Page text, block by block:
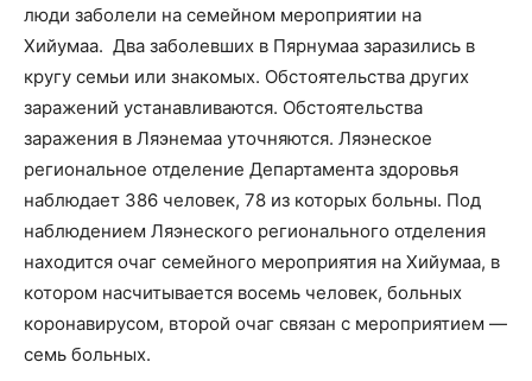
люди заболели на семейном мероприятии на
Хийумаа. Два заболевших в Пярнумаа заразились в
кругу семьи или знакомых. Обстоятельства других
заражений устанавливаются. Обстоятельства
заражения в Ляэнемаа уточняются. Ляэнеское
региональное отделение Департамента здоровья
наблюдает 386 человек, 78 из которых больны. Под
наблюдением Ляэнеского регионального отделения
находится очаг семейного мероприятия на Хийумаа, в
котором насчитывается восемь человек, больных
коронавирусом, второй очаг связан с мероприятием —
семь больных.